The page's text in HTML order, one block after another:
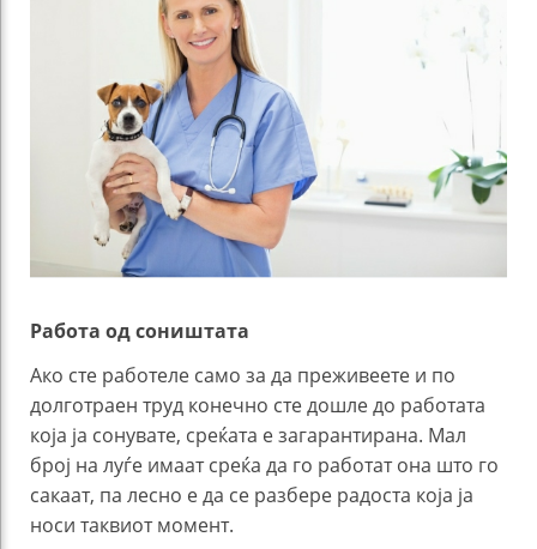
Работа од соништата
Ако сте работеле само за да преживеете и по
долготраен труд конечно сте дошле до работата
која ја сонувате, среќата е загарантирана. Мал
број на луѓе имаат среќа да го работат она што го
сакаат, па лесно е да се разбере радоста која ја
носи таквиот момент.